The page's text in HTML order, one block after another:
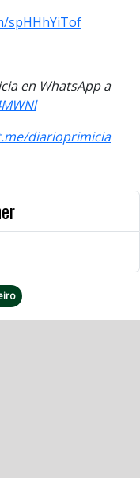
spHHhYiTof
en WhatsApp a
diarioprimicia